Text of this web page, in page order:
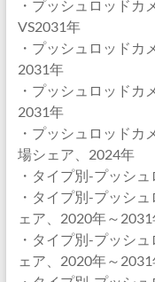
・プッシュロッドカ
VS2031年
・プッシュロッドカ
2031年
・プッシュロッドカ
2031年
・プッシュロッドカ
場シェア、2024年
・タイプ別-プッシ
・タイプ別-プッシ
ェア、2020年～
・タイプ別-プッシ
ェア、2020年～